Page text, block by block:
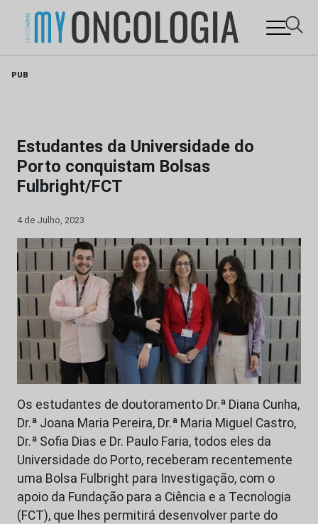
PUB
Estudantes da Universidade do
Porto conquistam Bolsas
Fulbright/FCT
4 de Julho, 2023
Os estudantes de doutoramento Dr.ª Diana Cunha,
Dr.ª Joana Maria Pereira, Dr.ª Maria Miguel Castro,
Dr.ª Sofia Dias e Dr. Paulo Faria, todos eles da
Universidade do Porto, receberam recentemente
uma Bolsa Fulbright para Investigação, com o
apoio da Fundação para a Ciência e a Tecnologia
(FCT), que lhes permitirá desenvolver parte do